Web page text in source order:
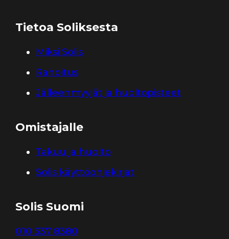
Tietoa Soliksesta
Miksi Solis
Rahoitus
Jälleenmyyjät ja huoltopisteet
Omistajalle
Takuu ja huolto
Solis käyttöohjekirjat
Solis Suomi
010 337 8380